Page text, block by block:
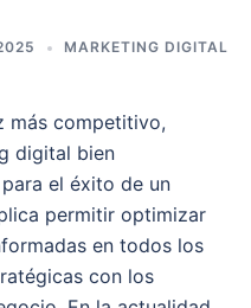
MARKETING DIGITAL
más competitivo,
digital bien
el éxito de un
permitir optimizar
en todos los
con los